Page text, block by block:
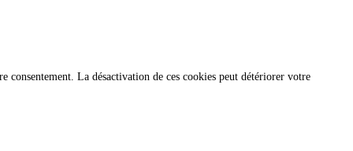
consentement. La désactivation de ces cookies peut détériorer votre